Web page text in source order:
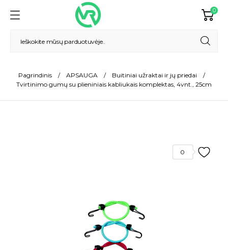
0
Pagrindinis APSAUGA
Buitiniai užraktai ir jų priedai
Tvirtinimo gumų su plieniniais kabliukais komplektas, 4vnt., 25cm
0